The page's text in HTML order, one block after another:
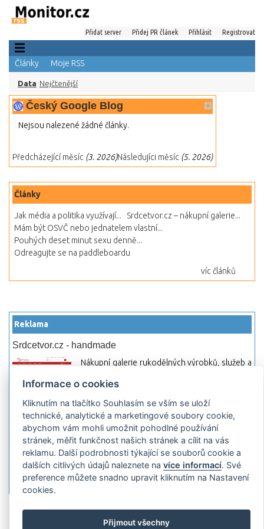
Přidat server Přidej PR článek Přihlásit Registrovat
Články Moje RSS
Data Nejčtenější
Český Google Blog
Nejsou nalezené žádné články.
Předcházející měsíc (3. 2026)Následujíci měsíc (5. 2026)
Články
Jak média a politika využívají...
Srdcetvor.cz – nákupní galerie...
Mám být OSVČ nebo jednatelem vlastní...
Pouhých deset minut sexu denně...
Odreagujte se na paddleboardu
víc článků
Reklama
Srdcetvor.cz - handmade
Nákupní galerie rukodělných výrobků, služeb a
začít prodávat nebo jen nakupovat.
Hledej-hosting.cz - webhosting, VPS
hosting
Přehled webhostingových, multihosting a VPS
hosting programů s možností jejich
pokročilého vyhledávání a porovnávání.
Najděte si jednoduše vhodný hosting.
Reklama Podmínky používání
Informace o cookies
Kliknutím na tlačítko Souhlasím se vším se uloží
technické, analytické a marketingové soubory cookie,
abychom vám mohli umožnit pohodlné používání
stránek, měřit funkčnost našich stránek a cílit na vás
reklamu. Další podrobnosti týkající se souborů cookie a
dalších citlivých údajů naleznete navíce informací. Své
preference můžete snadno upravit kliknutím na Nastavení
cookies.
Přijmout všechny